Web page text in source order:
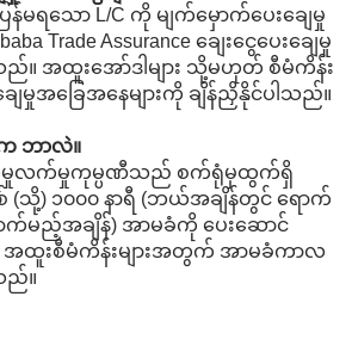
န်မရသော L/C ကို မျက်မှောက်ပေးချေမှု
Trade Assurance ချေးငွေပေးချေမှု
အထူးအော်ဒါများ သို့မဟုတ် စီမံကိန်း
ေမှုအခြေအနေများကို ချိန်ညှိနိုင်ပါသည်။
က ဘာလဲ။
မှုလက်မှုကုမ္ပဏီသည် စက်ရုံမှထွက်ရှိ
သို့) ၁၀၀၀ နာရီ (ဘယ်အချိန်တွင် ရောက်
မည့်အချိန်) အာမခံကို ပေးဆောင်
ထူးစီမံကိန်းများအတွက် အာမခံကာလ
ည်။